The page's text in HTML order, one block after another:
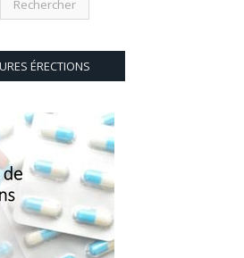
ÉRECTIONS